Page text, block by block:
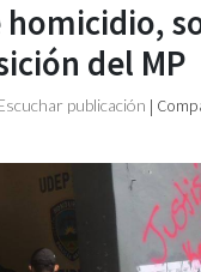
del MP
publicación |